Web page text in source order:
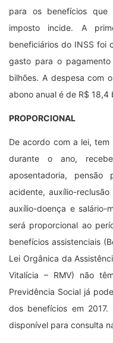
para os benefícios
imposto incide. A
beneficiários do INSS foi
gasto para o
bilhões. A despesa com
abono anual é de R$ 18,4
PROPORCIONAL
De acordo com a lei, tem
durante o ano,
aposentadoria, pensão
acidente, auxílio-
auxílio-doença e salário-
será proporcional ao
benefícios assistenciais
Lei Orgânica da
Vitalícia – RMV) não
Previdência Social já
dos benefícios em
disponível para consulta